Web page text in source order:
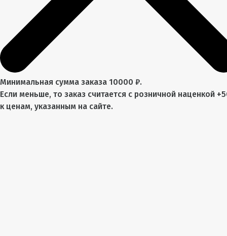
Минимальная сумма заказа 10000 ₽.
Если меньше, то заказ считается с розничной наценкой
к ценам, указанным на сайте.